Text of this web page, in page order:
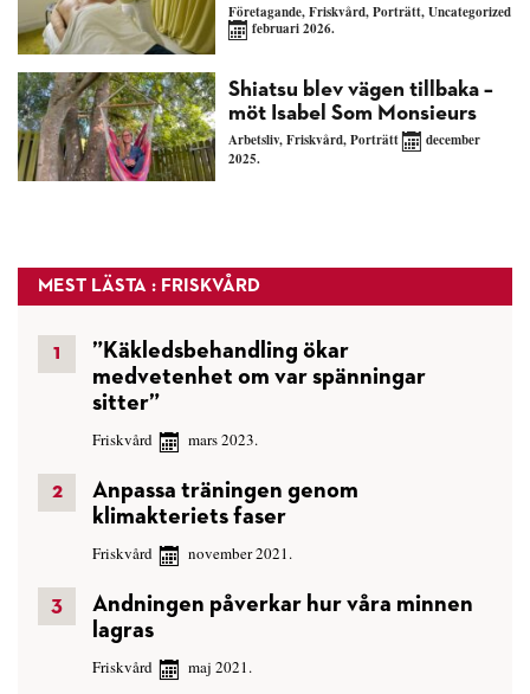
Företagande,Friskvård,Porträtt,Uncategorized
februari 2026.
Shiatsu blev vägen tillbaka –
möt Isabel Som Monsieurs
Arbetsliv,Friskvård,Porträtt
december
2025.
MEST LÄSTA : FRISKVÅRD
”Käkledsbehandling ökar
medvetenhet om var spänningar
sitter”
Friskvård mars 2023.
Anpassa träningen genom
klimakteriets faser
Friskvård november 2021.
Andningen påverkar hur våra minnen
lagras
Friskvård maj 2021.